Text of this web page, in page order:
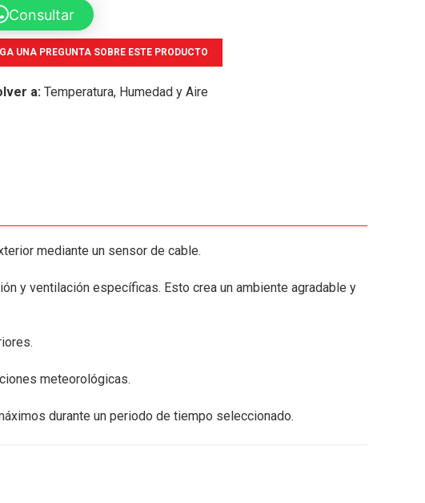
Consultar
UNA PREGUNTA SOBRE ESTE PRODUCTO
a: Temperatura, Humedad y Aire
mediante un sensor de cable.
y ventilación específicas. Esto crea un ambiente agradable y
meteorológicas.
durante un periodo de tiempo seleccionado.